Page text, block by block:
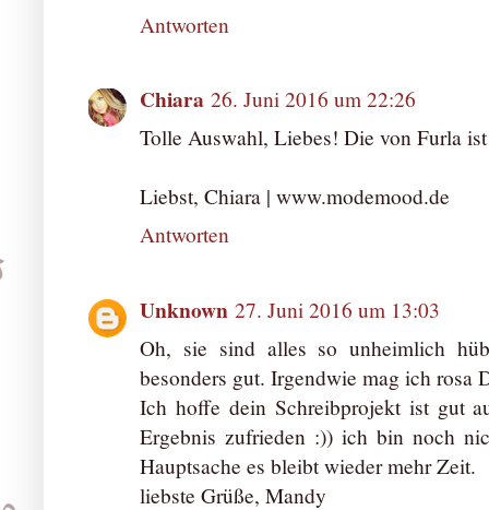
Antworten
Chiara 26. Juni 2016 um 22:26
Tolle Auswahl, Liebes! Die von Furla
Liebst, Chiara | www.modemood.de
Antworten
Unknown 27. Juni 2016 um 13:03
Oh, sie sind alles so unheimlich
besonders gut. Irgendwie mag ich rosa
Ich hoffe dein Schreibprojekt ist gut
Ergebnis zufrieden :)) ich bin noch
Hauptsache es bleibt wieder mehr Zeit.
liebste Grüße, Mandy